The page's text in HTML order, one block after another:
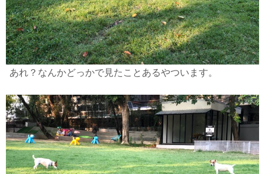
あれ？なんかどっかで見たこと あるやついます。